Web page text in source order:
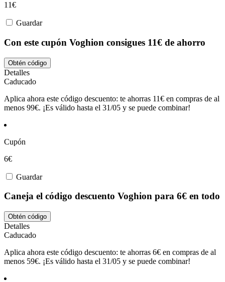
11€
Guardar
Con este cupón Voghion consigues 11€ de ahorro
Obtén código
Detalles
Caducado
Aplica ahora este código descuento: te ahorras 11€ en compras de al
menos 99€. ¡Es válido hasta el 31/05 y se puede combinar!
Cupón
6€
Guardar
Caneja el código descuento Voghion para 6€ en todo
Obtén código
Detalles
Caducado
Aplica ahora este código descuento: te ahorras 6€ en compras de al
menos 59€. ¡Es válido hasta el 31/05 y se puede combinar!